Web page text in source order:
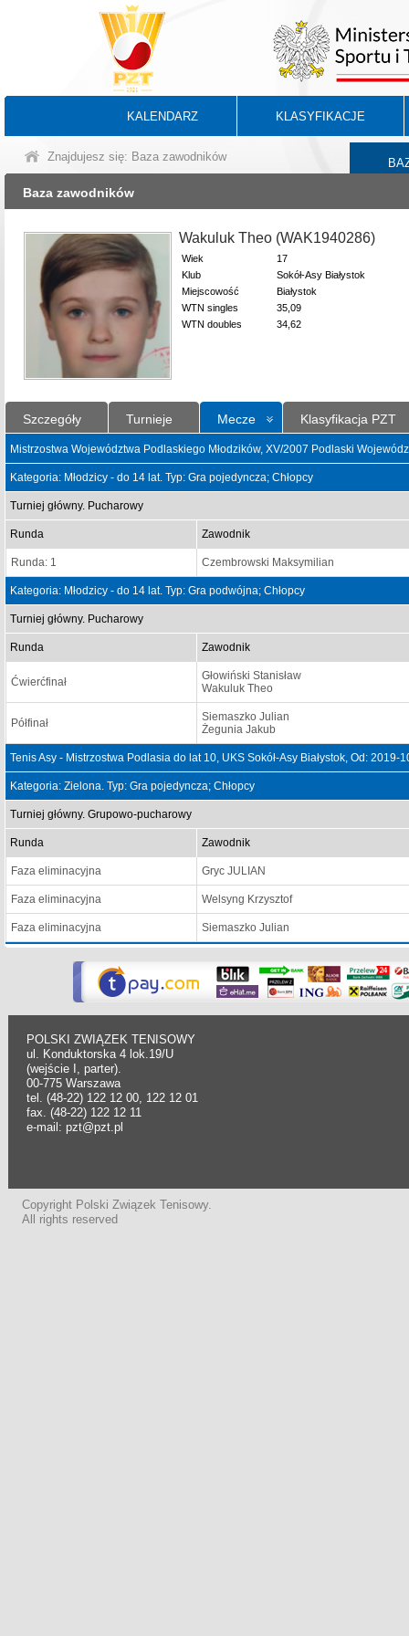
KALENDARZ KLASYFIKACJE
Znajdujesz się: Baza zawodników
Baza zawodników
Wakuluk Theo (WAK1940286)
Wiek
17
Klub
Sokół-Asy Białystok
Miejscowość
Białystok
WTN singles
35,09
WTN doubles
34,62
Szczegóły Turnieje Mecze Klasyfikacja PZT
Mistrzostwa Województwa Podlaskiego Młodzików, XV/2007 Podlaski
Kategoria: Młodzicy - do 14 lat. Typ: Gra pojedyncza; Chłopcy
Turniej główny. Pucharowy
Runda Zawodnik
Runda: 1 Czembrowski Maksymilian
Kategoria: Młodzicy - do 14 lat. Typ: Gra podwójna; Chłopcy
Turniej główny. Pucharowy
Runda Zawodnik
Ćwierćfinał
Głowiński Stanisław
Wakuluk Theo
Półfinał
Siemaszko Julian
Żegunia Jakub
Tenis Asy - Mistrzostwa Podlasia do lat 10, UKS Sokół-Asy Białystok, Od: 2019-
Kategoria: Zielona. Typ: Gra pojedyncza; Chłopcy
Turniej główny. Grupowo-pucharowy
Runda Zawodnik
Faza eliminacyjna Gryc JULIAN
Faza eliminacyjna Welsyng Krzysztof
Faza eliminacyjna Siemaszko Julian
POLSKI ZWIĄZEK TENISOWY
ul. Konduktorska 4 lok.19/U
(wejście I, parter).
00-775 Warszawa
tel. (48-22) 122 12 00, 122 12 01
fax. (48-22) 122 12 11
e-mail: pzt@pzt.pl
Copyright Polski Związek Tenisowy.
All rights reserved